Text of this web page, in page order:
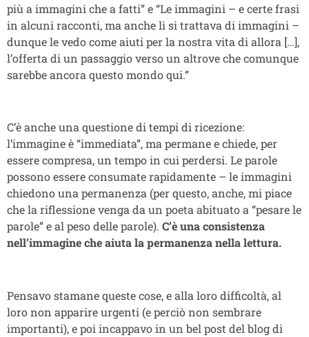
più a immagini che a fatti” e “Le immagini – e certe frasi
in alcuni racconti, ma anche lì si trattava di immagini –
dunque le vedo come aiuti per la nostra vita di allora […],
l’offerta di un passaggio verso un altrove che comunque
sarebbe ancora questo mondo qui.”
C’è anche una questione di tempi di ricezione:
l’immagine è “immediata”, ma permane e chiede, per
essere compresa, un tempo in cui perdersi. Le parole
possono essere consumate rapidamente – le immagini
chiedono una permanenza (per questo, anche, mi piace
che la riflessione venga da un poeta abituato a “pesare le
parole” e al peso delle parole). C’è una consistenza
nell’immagine che aiuta la permanenza nella lettura.
Pensavo stamane queste cose, e alla loro difficoltà, al
loro non apparire urgenti (e perciò non sembrare
importanti), e poi incappavo in un bel post del blog di